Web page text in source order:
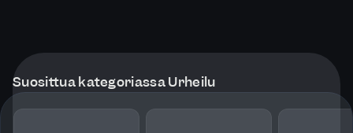
Suosittua kategoriassa Urheilu